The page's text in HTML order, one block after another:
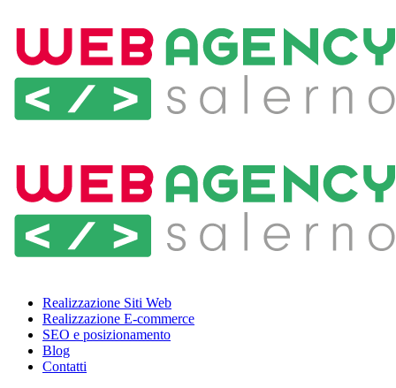
Realizzazione Siti Web
Realizzazione E-commerce
SEO e posizionamento
Blog
Contatti